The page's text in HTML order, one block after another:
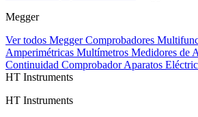
Megger
Ver todos MeggerComprobadores
Amperimétricas Multímetros Medidores de
Continuidad Comprobador Aparatos
HT Instruments
HT Instruments